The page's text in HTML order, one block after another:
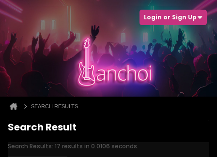
Login or Sign Up
SEARCH RESULTS
Search Result
Search Results: 17 results in 0.0106 seconds.